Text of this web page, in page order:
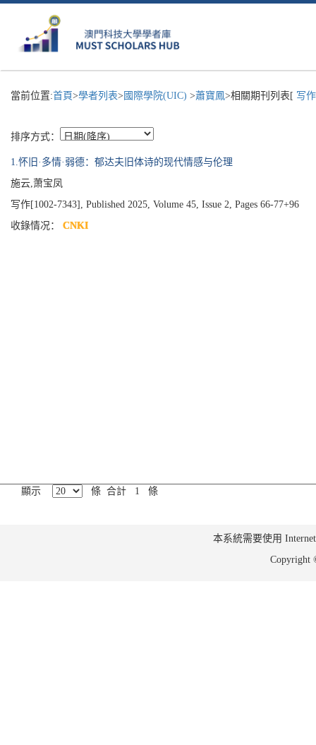
當前位置:首頁>學者列表> 國際學院(UIC) >蕭寶鳳>相關期刊列表[ 写
排序方式：
1.怀旧·多情·弱德：郁达夫旧体诗的现代情感与伦理
施云,萧宝凤
写作[1002-7343], Published 2025, Volume 45, Issue 2, Pages 66-77+96
收錄情况： CNKI
顯示 條 合計 1 條
本系統需要使用
Copyright